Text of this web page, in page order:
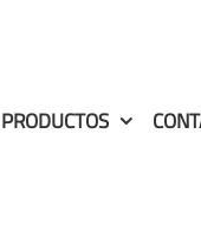
PRODUCTOS